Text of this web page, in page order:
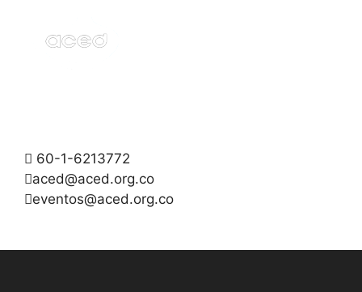
60-1-6213772
aced@aced.org.co
eventos@aced.org.co